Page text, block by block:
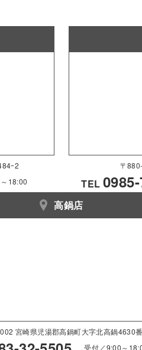
ｰ2
18:00
〒
TEL
高鍋店
宮崎県児湯郡高鍋町大字北高鍋4630
受付／9:00～